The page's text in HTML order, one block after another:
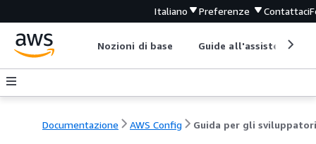
Italiano Preferenze Contattaci
Nozioni di base Guide all'assistenza
Documentazione AWS Config Guida per gli sviluppatori